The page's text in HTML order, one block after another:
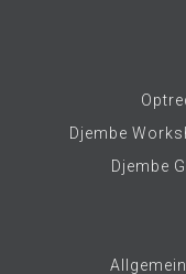
Djembe
Djembe